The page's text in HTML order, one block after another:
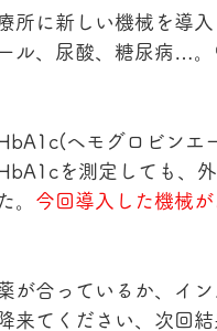
に新しい機械を導入
ル、尿酸、糖尿病…。
ヘモグロビンエ
を測定しても、
。 今回導入した機械
が合っているか、イン
来てください、次回結